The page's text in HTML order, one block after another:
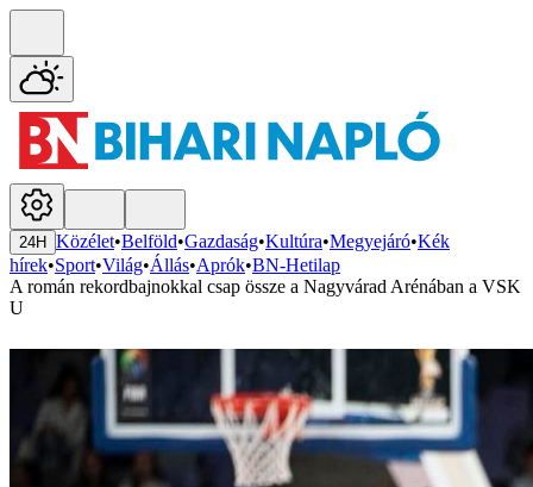
24H Közélet•Belföld•Gazdaság•Kultúra•Megyejáró•Kék
hírek•Sport•Világ•Állás•Aprók•BN-Hetilap
A román rekordbajnokkal csap össze a Nagyvárad Arénában a VSK
U